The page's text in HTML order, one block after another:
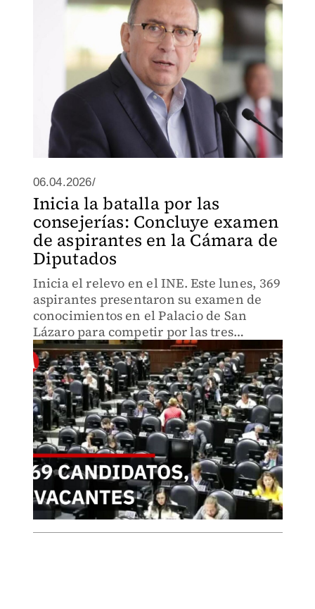
06.04.2026/
Inicia la batalla por las
consejerías: Concluye examen
de aspirantes en la Cámara de
Diputados
Inicia el relevo en el INE. Este lunes, 369
aspirantes presentaron su examen de
conocimientos en el Palacio de San
Lázaro para competir por las tres
consejerías vacantes del Consejo
General para el periodo 2026-2035.